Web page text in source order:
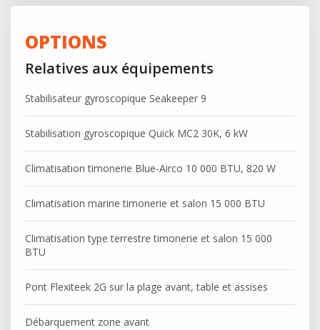
OPTIONS
Relatives aux équipements
Stabilisateur gyroscopique Seakeeper 9
Stabilisation gyroscopique Quick MC2 30K, 6 kW
Climatisation timonerie Blue-Airco 10 000 BTU, 820 W
Climatisation marine timonerie et salon 15 000 BTU
Climatisation type terrestre timonerie et salon 15 000
BTU
Pont Flexiteek 2G sur la plage avant, table et assises
Débarquement zone avant